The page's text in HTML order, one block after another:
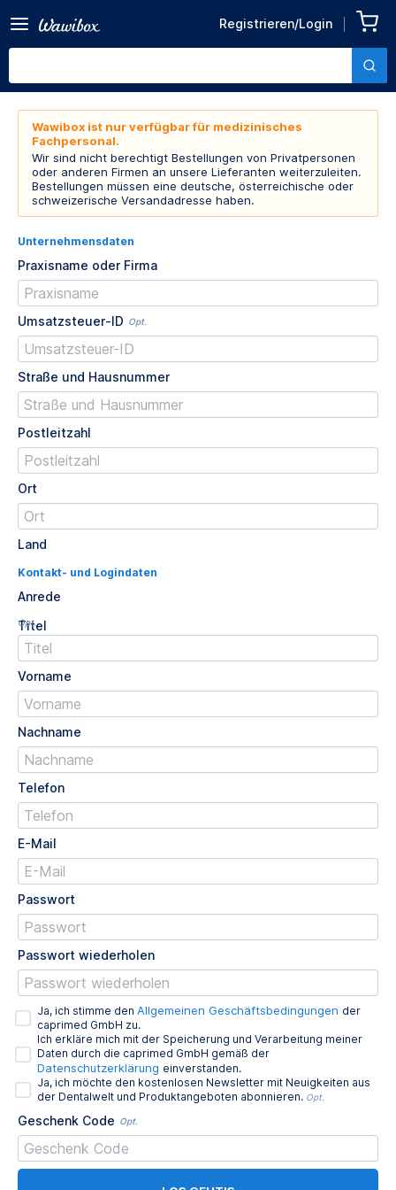
Registrieren/Login
Wawibox ist nur verfügbar für medizinisches
Fachpersonal.
Wir sind nicht berechtigt Bestellungen von Privatpersonen
oder anderen Firmen an unsere Lieferanten weiterzuleiten.
Bestellungen müssen eine deutsche, österreichische oder
schweizerische Versandadresse haben.
Unternehmensdaten
Praxisname oder Firma
Umsatzsteuer-ID Opt.
Straße und Hausnummer
Postleitzahl
Ort
Land
Kontakt- und Logindaten
Anrede
Titel
Opt.
Vorname
Nachname
Telefon
E-Mail
Passwort
Passwort wiederholen
Ja, ich stimme den Allgemeinen Geschäftsbedingungen der
caprimed GmbH zu.
Ich erkläre mich mit der Speicherung und Verarbeitung meiner
Daten durch die caprimed GmbH gemäß der
Datenschutzerklärung einverstanden.
Ja, ich möchte den kostenlosen Newsletter mit Neuigkeiten aus
der Dentalwelt und Produktangeboten abonnieren. Opt.
Geschenk Code Opt.